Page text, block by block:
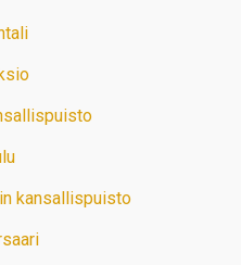
kansallispuisto